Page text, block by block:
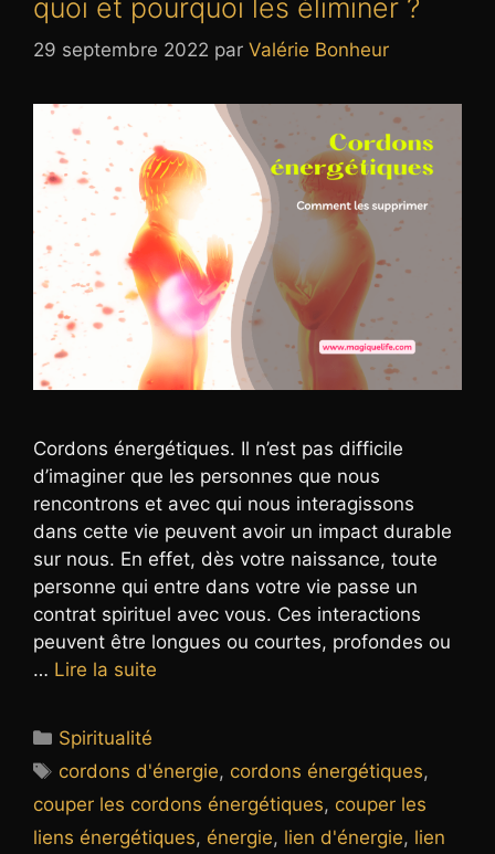
quoi et pourquoi les éliminer ?
29 septembre 2022 par Valérie Bonheur
Cordons énergétiques. Il n’est pas difficile
d’imaginer que les personnes que nous
rencontrons et avec qui nous interagissons
dans cette vie peuvent avoir un impact durable
sur nous. En effet, dès votre naissance, toute
personne qui entre dans votre vie passe un
contrat spirituel avec vous. Ces interactions
peuvent être longues ou courtes, profondes ou
… Lire la suite
Catégories
Spiritualité
Étiquettes
cordons d'énergie, cordons énergétiques,
couper les cordons énergétiques, couper les
liens énergétiques, énergie, lien d'énergie, lien